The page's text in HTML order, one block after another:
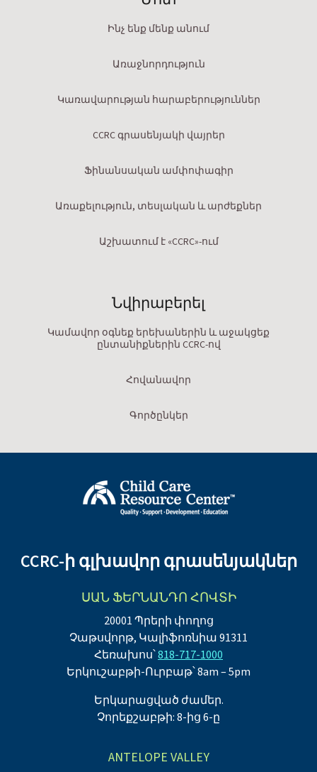
Ինչ ենք մենք անում
Առաջնորդություն
Կառավարության հարաբերություններ
CCRC գրասենյակի վայրեր
Ֆինանսական ամփոփագիր
Առաքելություն, տեսլական և արժեքներ
Աշխատում է «CCRC»-ում
Նվիրաբերել
Կամավոր օգնեք երեխաներին և աջակցեք
ընտանիքներին CCRC-ով
Հովանավոր
Գործընկեր
CCRC-ի գլխավոր գրասենյակներ
ՍԱՆ ՖԵՐՆԱՆԴՈ ՀՈՎՏԻ
20001 Պրերի փողոց
Չաթսվորթ, Կալիֆոռնիա 91311
Հեռախոս՝818-717-1000
Երկուշաբթի-Ուրբաթ՝ 8am – 5pm
Երկարացված ժամեր.
Չորեքշաբթի: 8-ից 6-ը
ANTELOPE VALLEY